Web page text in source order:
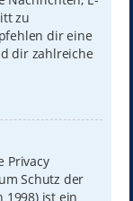
zu
dir eine
dir zahlreiche
Privacy
Schutz der
1998) ist ein